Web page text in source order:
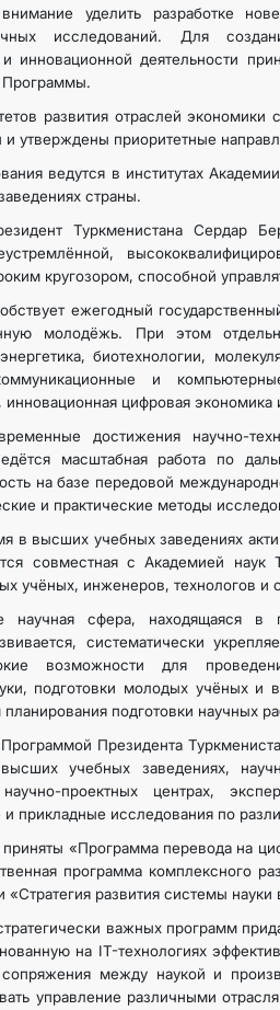
КОНТАКТНЫЕ ДАННЫЕ
уделить разработке
исследований. Для
и инновационной деятельности
Программы.
развития отраслей экономики
утверждены приоритетные
ведутся в институтах
страны.
Туркменистана Сердар
кругозором, способной
ежегодный
молодёжь. При этом
биотехнологии,
и
цифровая экономика
достижения научно-
масштабная работа по
на базе передовой
и практические методы
в высших учебных заведениях
совместная с Академией наук
учёных, инженеров, технологов и
научная сфера, находящаяся
систематически
возможности для
подготовки молодых учёных и
подготовки научных
Президента
учебных заведениях,
проектных центрах,
прикладные исследования по
«Программа перевода на
программа комплексного
«Стратегия развития системы
важных программ
на IT-технологиях
сопряжения между наукой и
управление различными